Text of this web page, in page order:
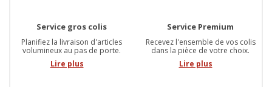
Service gros colis
Planifiez la livraison d'articles
volumineux au pas de porte.
Lire plus
Service Premium
Recevez l'ensemble de vos colis
dans la pièce de votre choix.
Lire plus